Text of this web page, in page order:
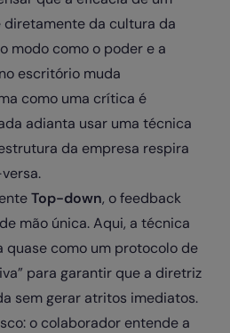
diretamente da cultura da
modo como o poder e a
escritório muda
como uma crítica é
adianta usar uma técnica
da empresa respira
Top-down, o feedback
mão única. Aqui, a técnica
quase como um protocolo de
para garantir que a diretriz
sem gerar atritos imediatos.
o colaborador entende a